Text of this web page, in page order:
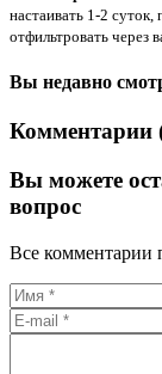
настаивать 1-2 суток,
отфильтровать через
Вы недавно
Комментарии
Вы можете
вопрос
Все комментарии